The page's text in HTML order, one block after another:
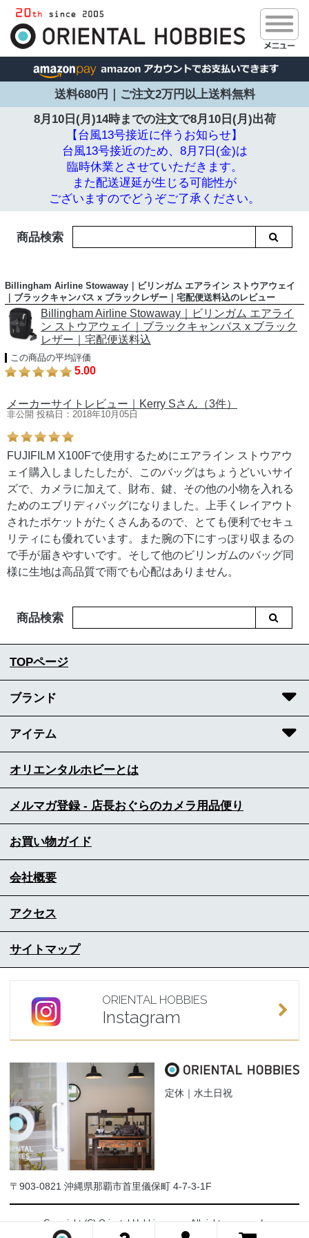
送料680円｜ご注文2万円以上送料無料
8月10日(月)14時までの注文で8月10日(月)出荷
【台風13号接近に伴うお知らせ】
台風13号接近のため、8月7日(金)は
臨時休業とさせていただきます。
また配送遅延が生じる可能性が
ございますのでどうぞご了承ください。
商品検索
Billingham Airline Stowaway｜ビリンガム エアライン ストウアウェイ
｜ブラックキャンバス x ブラックレザー｜宅配便送料込のレビュー
Billingham Airline Stowaway｜ビリンガム エアライ
ン ストウアウェイ｜ブラックキャンバス x ブラック
レザー｜宅配便送料込
この商品の平均評価
5.00
メーカーサイトレビュー｜Kerry Sさん（3件）
非公開 投稿日：2018年10月05日
FUJIFILM X100Fで使用するためにエアライン ストウアウ
ェイ購入しましたしたが、このバッグはちょうどいいサイ
ズで、カメラに加えて、財布、鍵、その他の小物を入れる
ためのエブリディバッグになりました。上手くレイアウト
されたポケットがたくさんあるので、とても便利でセキュ
リティにも優れています。また腕の下にすっぽり収まるの
で手が届きやすいです。そして他のビリンガムのバッグ同
様に生地は高品質で雨でも心配はありません。
商品検索
TOPページ
ブランド
アイテム
オリエンタルホビーとは
メルマガ登録 - 店長おぐらのカメラ用品便り
お買い物ガイド
会社概要
アクセス
サイトマップ
ORIENTAL HOBBIES
Instagram
定休｜水土日祝
〒903-0821 沖縄県那覇市首里儀保町 4-7-3-1F
Copyright (C) Oriental-Hobbies.com. All rights reserved.